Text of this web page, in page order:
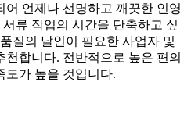
언제나 선명하고 깨끗한 인영
류 작업의 시간을 단축하고 싶
질의 날인이 필요한 사업자 및
합니다. 전반적으로 높은 편의
도가 높을 것입니다.